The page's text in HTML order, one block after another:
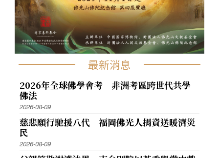
最新消息
2026年全球佛學會考 非洲考區跨世代共學
佛法
2026-08-09
慈悲願行馳援八代 福岡佛光人捐資送暖濟災
民
2026-08-09